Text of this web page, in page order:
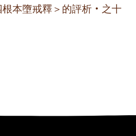
本墮戒釋＞的評析‧之十